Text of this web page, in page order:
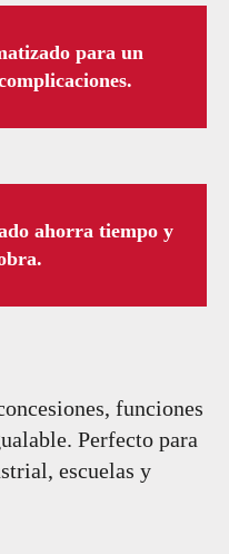
para un
ahorra tiempo y
funciones
Perfecto para
escuelas y